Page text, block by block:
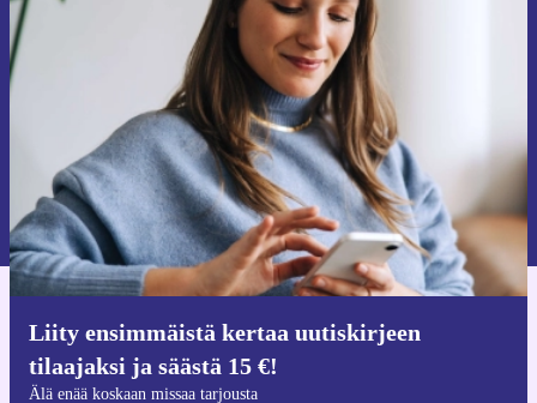
Liity ensimmäistä kertaa uutiskirjeen
tilaajaksi ja säästä 15 €!
Älä enää koskaan missaa tarjousta
tilaajaksi ja säästä 15 €!
Älä missaa enää yhtäkään tarjousta.
Pyydä etukuponki
Lisätietoja henkilötietojen käytöstä löydättietosuojaselosteestamme.
iOS:lle ja Androidille